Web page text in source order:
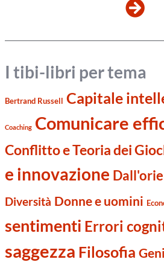
I tibi-libri per tema
Bertrand Russell Capitale
Coaching Comunicare
Conflitto e Teoria dei
e innovazione
Diversità Donne e uomini
sentimenti Errori
saggezza Filosofia